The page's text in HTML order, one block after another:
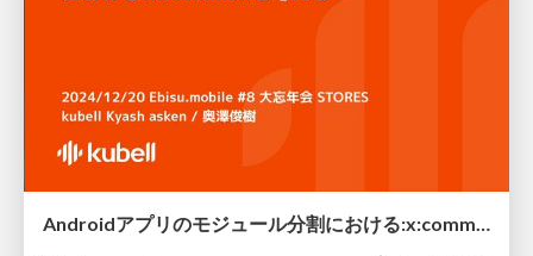
Androidアプリのモジュール分割における:x:commonを考える